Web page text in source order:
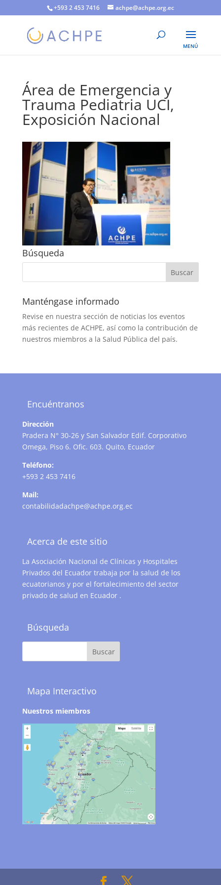
+593 2 453 7416 achpe@achpe.org.ec
Área de Emergencia y
Trauma Pediatria UCI,
Exposición Nacional
Búsqueda
Manténgase informado
Revise en nuestra sección de noticias los eventos
más recientes de ACHPE, así como la contribución de
nuestros miembros a la Salud Pública del país.
Encuéntranos
Dirección
Pradera N° 30-26 y San Salvador Edif. Corporativo
Omega, Piso 6. Ofic. 603. Quito, Ecuador
Teléfono:
+593 2 453 7416
Mail:
contabilidadachpe@achpe.org.ec
Acerca de este sitio
La Asociación Nacional de Clínicas y Hospitales
Privados del Ecuador trabaja por la salud de los
ecuatorianos y por el fortalecimiento del sector
privado de salud en Ecuador .
Búsqueda
Mapa Interactivo
Nuestros miembros